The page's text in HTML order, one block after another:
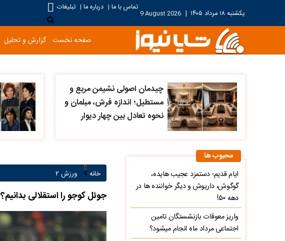
یکشنبه ۱۸ مرداد ۱۴۰۵ |
9 August 2026
تماس با ما | درباره ما | تبلیغات
صفحه نخست گزارش و تحلیل
چیدمان اصولی نشیمن مربع و
مستطیل؛ اندازه فرش، مبلمان و
نحوه تعادل بین چهار دیوار
خانه ورزش ۲
جوئل کوجو را استقلالی بدانیم؟
محبوب ها
ایام قدیم؛ دستمزد عجیب هایده،
گوگوش، داریوش و دیگر خواننده ها در
دهه ۵۰!
واریز معوقات بازنشستگان تامین
اجتماعی مرداد ماه انجام میشود؟